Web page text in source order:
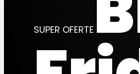
SUPER OFERTE